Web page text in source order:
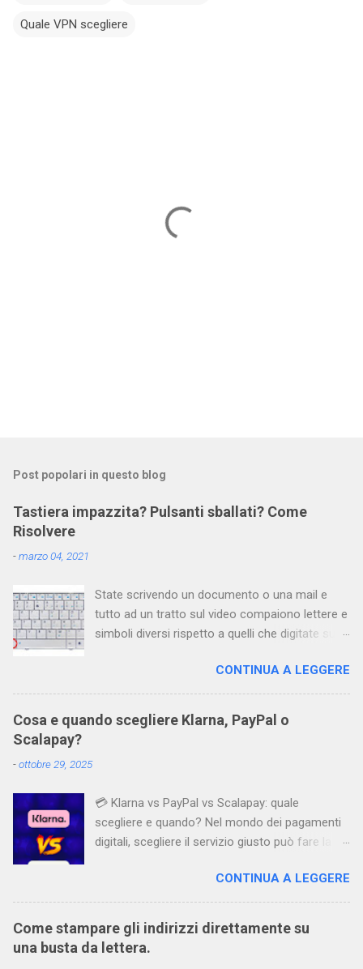
Quale VPN scegliere
Post popolari in questo blog
Tastiera impazzita? Pulsanti sballati? Come
Risolvere
-marzo 04, 2021
State scrivendo un documento o una mail e
tutto ad un tratto sul video compaiono lettere e
simboli diversi rispetto a quelli che digitate sulla
sembrano “impazziti”? Questo fenomeno
accade in particolare utilizzando Windows, che
è spesso configurato con due lingue (italiano e
inglese) ed è facile switchare inavvertitamente
corretta e riportare così tutto alla normalità. Si
tratta dei tasti SHIFT+ALT Il problema capita
proprio quando accidentalmente si attiva la
CONTINUA A LEGGERE
Cosa e quando scegliere Klarna, PayPal o
Scalapay?
-ottobre 29, 2025
💳 Klarna vs PayPal vs Scalapay: quale
scegliere e quando? Nel mondo dei pagamenti
digitali, scegliere il servizio giusto può fare la
sorpresa poco gradita. Ecco un confronto
pratico tra tre soluzioni molto diffuse: Klarna ,
PayPal e Scalapay . 🧾 Klarna Origine : Svezia
Modalità di pagamento : 3 rate mensili,
CONTINUA A LEGGERE
Come stampare gli indirizzi direttamente su
una busta da lettera.